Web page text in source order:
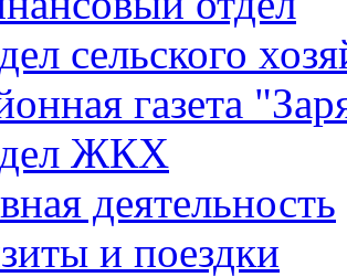
сельского
газета
ЖКХ
деятельность
и поездки